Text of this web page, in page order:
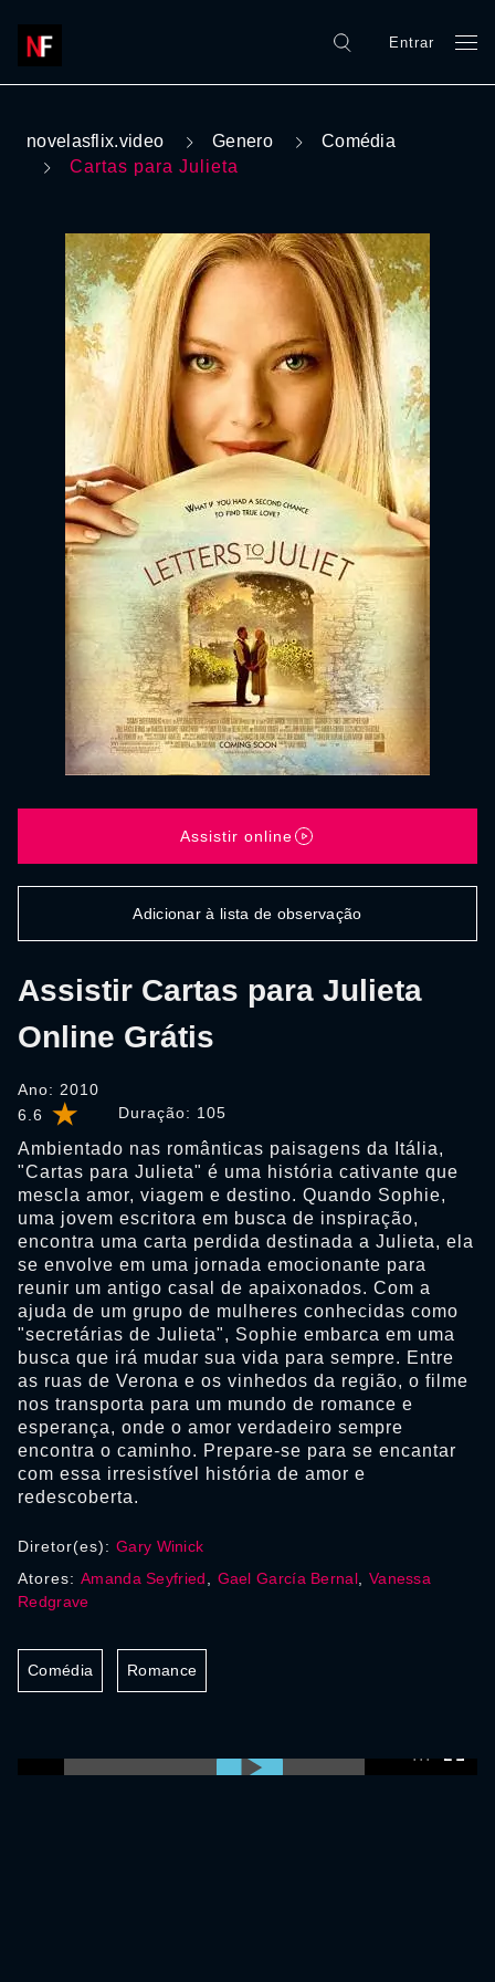
Entrar
novelasflix.video Genero
Comédia
Cartas para Julieta
6.6 Duração: 105
Assistir Cartas para Julieta
Online Grátis
Ano: 2010
Ambientado nas românticas paisagens da Itália,
"Cartas para Julieta" é uma história cativante que
mescla amor, viagem e destino. Quando Sophie,
uma jovem escritora em busca de inspiração,
encontra uma carta perdida destinada a Julieta, ela
se envolve em uma jornada emocionante para
reunir um antigo casal de apaixonados. Com a
ajuda de um grupo de mulheres conhecidas como
"secretárias de Julieta", Sophie embarca em uma
busca que irá mudar sua vida para sempre. Entre
as ruas de Verona e os vinhedos da região, o filme
nos transporta para um mundo de romance e
esperança, onde o amor verdadeiro sempre
encontra o caminho. Prepare-se para se encantar
com essa irresistível história de amor e
redescoberta.
Assistir online
Adicionar à lista de observação
Diretor(es): Gary Winick
Atores: Amanda Seyfried Gael García Bernal, Vanessa
Redgrave
Comédia Romance